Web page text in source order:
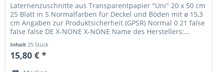
Laternenzuschnitte aus Transparentpapier "Uni" 20 x 50 cm
25 Blatt in 5 Normalfarben für Deckel und Böden mit ø 15,3
cm Angaben zur Produktsicherheit (GPSR) Normal 0 21 false
false false DE X-NONE X-NONE Name des Herstellers:...
Inhalt 25 Stück
15,80 € *